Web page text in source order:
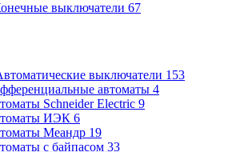
выключатели 67
выключатели 153
автоматы 4
Schneider Electric 9
ИЭК 6
Меандр 19
с байпасом 33